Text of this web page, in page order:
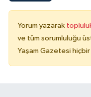
Yorum yazarak topluluk
ve tüm sorumluluğu
Yaşam Gazetesi